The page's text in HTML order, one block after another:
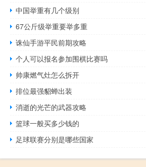
中国举重有几个级别
67公斤级举重要举多重
诛仙手游平民前期攻略
个人可以报名参加围棋比赛吗
帅康燃气灶怎么拆开
排位最强貂蝉出装
消逝的光芒的武器攻略
篮球一般买多少钱的
足球联赛分别是哪些国家